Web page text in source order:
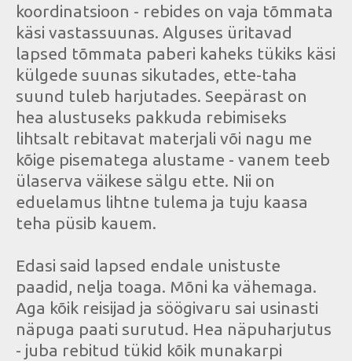
koordinatsioon - rebides on vaja tõmmata
käsi vastassuunas. Alguses üritavad
lapsed tõmmata paberi kaheks tükiks käsi
külgede suunas sikutades, ette-taha
suund tuleb harjutades. Seepärast on
hea alustuseks pakkuda rebimiseks
lihtsalt rebitavat materjali või nagu me
kõige pisematega alustame - vanem teeb
ülaserva väikese sälgu ette. Nii on
eduelamus lihtne tulema ja tuju kaasa
teha püsib kauem.
Edasi said lapsed endale unistuste
paadid, nelja toaga. Mõni ka vähemaga.
Aga kõik reisijad ja söögivaru sai usinasti
näpuga paati surutud. Hea näpuharjutus
- juba rebitud tükid kõik munakarpi